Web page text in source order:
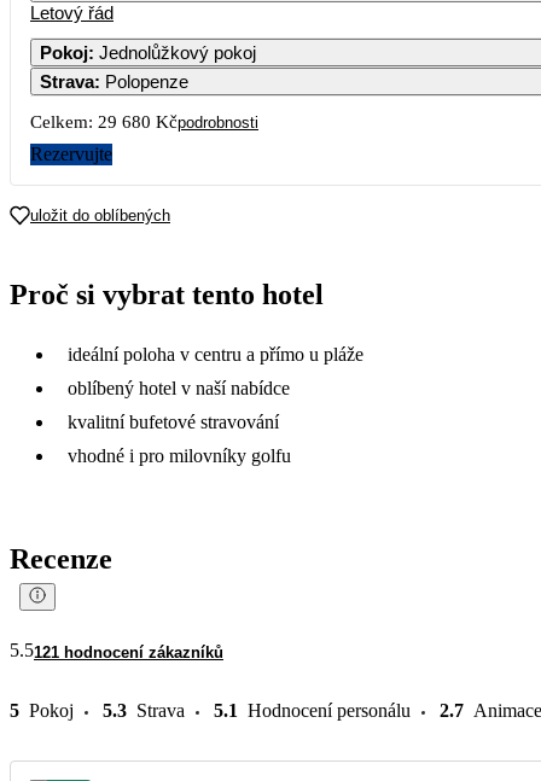
Letový řád
Pokoj: Jednolůžkový pokoj
Strava: Polopenze
Celkem: 29 680 Kčpodrobnosti
Rezervujte
uložit do oblíbených
Proč si vybrat tento hotel
ideální poloha v centru a přímo u pláže
oblíbený hotel v naší nabídce
kvalitní bufetové stravování
vhodné i pro milovníky golfu
Recenze
5.5121 hodnocení zákazníků
5 Pokoj 5.3 Strava 5.1 Hodnocení personálu 2.7 Animace